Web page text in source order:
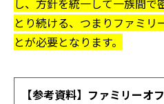
し、方針を統一して一族間で
とり続ける、つまりファミリ
とが必要となります。
【参考資料】ファミリーオ